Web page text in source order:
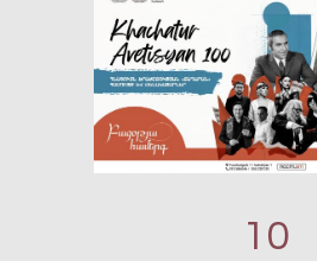
10